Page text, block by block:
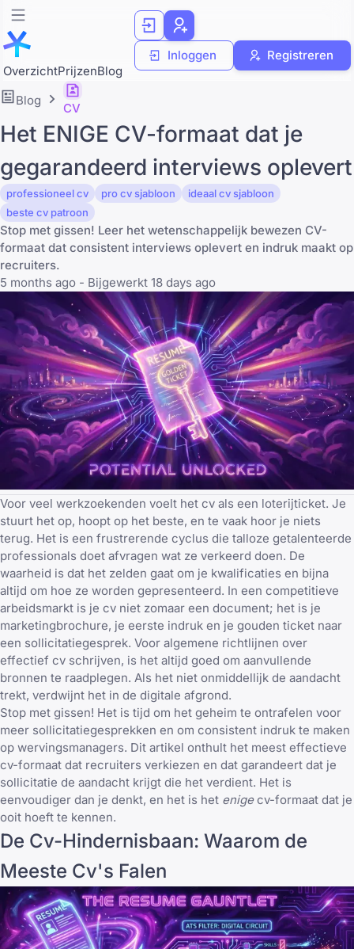
OverzichtPrijzenBlog
Inloggen Registreren
Blog
CV
Het ENIGE CV-formaat dat je
gegarandeerd interviews oplevert
professioneel cv pro cv sjabloon
ideaal cv sjabloon
beste cv patroon
Stop met gissen! Leer het wetenschappelijk bewezen CV-
formaat dat consistent interviews oplevert en indruk maakt op
recruiters.
5 months ago - Bijgewerkt 18 days ago
Voor veel werkzoekenden voelt het cv als een loterijticket. Je
stuurt het op, hoopt op het beste, en te vaak hoor je niets
terug. Het is een frustrerende cyclus die talloze getalenteerde
professionals doet afvragen wat ze verkeerd doen. De
waarheid is dat het zelden gaat om je kwalificaties en bijna
altijd om hoe ze worden gepresenteerd. In een competitieve
arbeidsmarkt is je cv niet zomaar een document; het is je
marketingbrochure, je eerste indruk en je gouden ticket naar
een sollicitatiegesprek. Voor algemene richtlijnen over
effectief cv schrijven, is het altijd goed om aanvullende
bronnen te raadplegen. Als het niet onmiddellijk de aandacht
trekt, verdwijnt het in de digitale afgrond.
Stop met gissen! Het is tijd om het geheim te ontrafelen voor
meer sollicitatiegesprekken en om consistent indruk te maken
op wervingsmanagers. Dit artikel onthult het meest effectieve
cv-formaat dat recruiters verkiezen en dat garandeert dat je
sollicitatie de aandacht krijgt die het verdient. Het is
eenvoudiger dan je denkt, en het is het enigecv-formaat dat je
ooit hoeft te kennen.
De Cv-Hindernisbaan: Waarom de
Meeste Cv's Falen